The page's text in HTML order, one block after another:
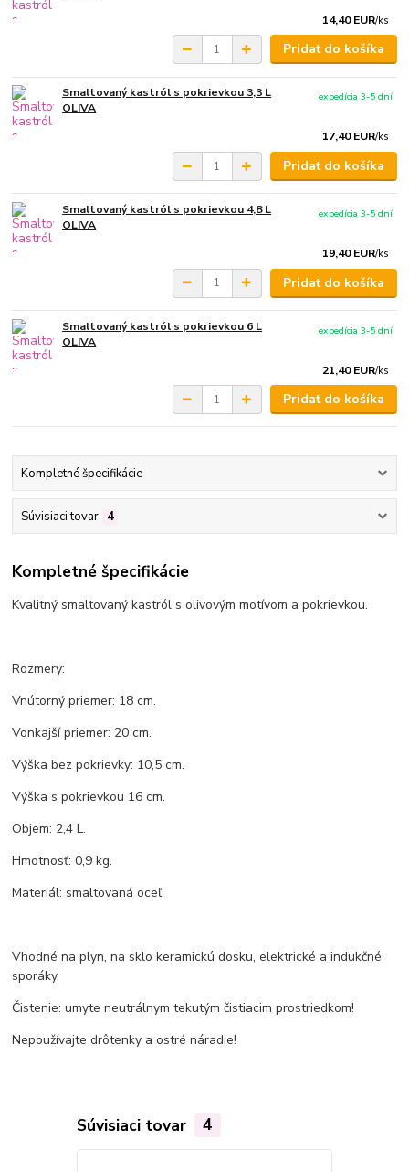
14,40 EUR/ks
Pridať do košíka
Smaltovaný kastról s pokrievkou 3,3 L
OLIVA
17,40 EUR/ks
expedícia 3-5 dní
Pridať do košíka
Smaltovaný kastról s pokrievkou 4,8 L
OLIVA
19,40 EUR/ks
expedícia 3-5 dní
Pridať do košíka
Smaltovaný kastról s pokrievkou 6 L
OLIVA
21,40 EUR/ks
expedícia 3-5 dní
Pridať do košíka
Kompletné špecifikácie
Súvisiaci tovar 4
Kompletné špecifikácie
Kvalitný smaltovaný kastról s olivovým motívom a pokrievkou.
Rozmery:
Vnútorný priemer: 18 cm.
Vonkajší priemer: 20 cm.
Výška bez pokrievky: 10,5 cm.
Výška s pokrievkou 16 cm.
Objem: 2,4 L.
Hmotnosť: 0,9 kg.
Materiál: smaltovaná oceľ.
Vhodné na plyn, na sklo keramickú dosku, elektrické a indukčné
sporáky.
Čistenie: umyte neutrálnym tekutým čistiacim prostriedkom!
Nepoužívajte drôtenky a ostré náradie!
Súvisiaci tovar 4